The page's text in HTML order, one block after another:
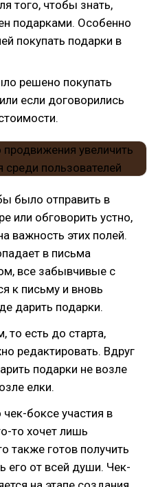
того, чтобы знать,
подарками. Особенно
покупать подарки в
решено покупать
если договорились
было отправить в
или обговорить устно,
важность этих полей.
в письма
все забывчивые с
к письму и вновь
дарить подарки.
то есть до старта,
редактировать. Вдруг
подарки не возле
елки.
боксе участия в
то хочет лишь
также готов получить
его от всей души. Чек-